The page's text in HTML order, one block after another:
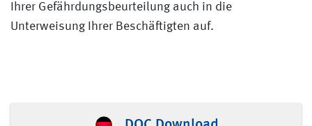
Ihrer Gefährdungsbeurteilung auch in die
Unterweisung Ihrer Beschäftigten auf.